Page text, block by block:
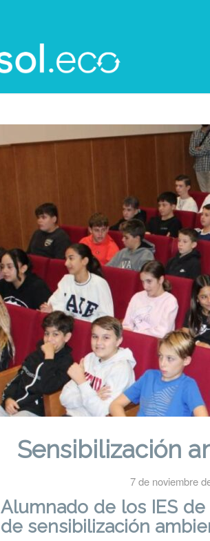
Sensibilización
7 de noviembre
Alumnado de los IES
de sensibilización